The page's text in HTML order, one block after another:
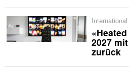
International
2027
zurück